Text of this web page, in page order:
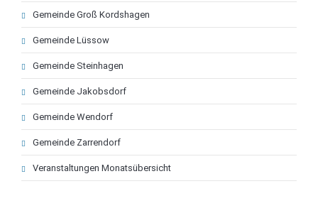
Gemeinde Groß Kordshagen
Gemeinde Lüssow
Gemeinde Steinhagen
Gemeinde Jakobsdorf
Gemeinde Wendorf
Gemeinde Zarrendorf
Veranstaltungen Monatsübersicht